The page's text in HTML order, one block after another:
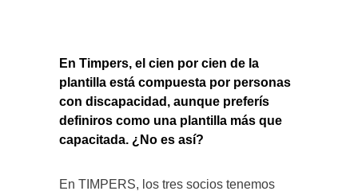
En Timpers, el cien por cien de la
plantilla está compuesta por personas
con discapacidad, aunque preferís
definiros como una plantilla más que
capacitada. ¿No es así?
En TIMPERS, los tres socios tenemos